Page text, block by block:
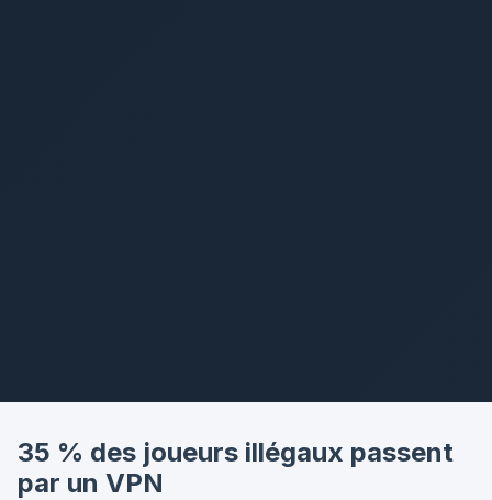
35 % des joueurs illégaux passent
par un VPN